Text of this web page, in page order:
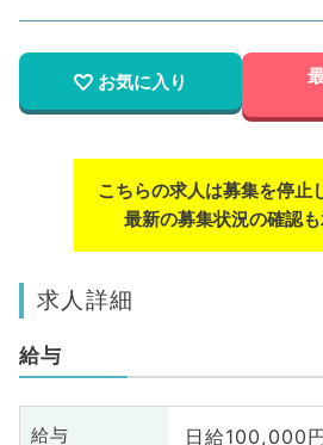
お気に入り
こちらの求人は募集を停止
最新の募集状況の確認も
求人詳細
給与
給与 日給100,000